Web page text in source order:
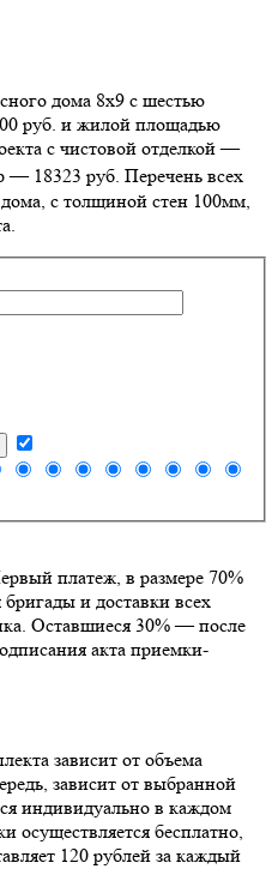
дома 8х9 с шестью
руб. и жилой площадью
с чистовой отделкой —
— 18323 руб. Перечень всех
с толщиной стен 100мм,
платеж, в размере 70%
и доставки всех
Оставшиеся 30% — после
акта приемки-
зависит от объема
зависит от выбранной
индивидуально в каждом
осуществляется бесплатно,
120 рублей за каждый